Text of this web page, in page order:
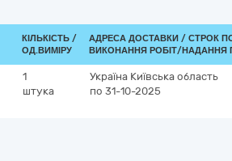
КІЛЬКІСТЬ /
ОД.ВИМІРУ
АДРЕСА ДОСТАВКИ / СТРОК
ВИКОНАННЯ РОБІТ/НАДАННЯ
1
штука
Україна Київська область
по 31-10-2025